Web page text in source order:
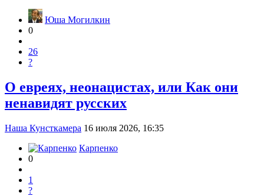
Юша Могилкин
0
26
?
О евреях, неонацистах, или Как они
ненавидят русских
Наша Кунсткамера 16 июля 2026, 16:35
Карпенко
0
1
?